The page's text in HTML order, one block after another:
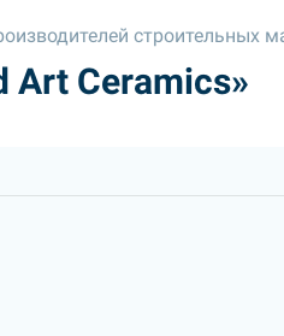
строительных
Ceramics»